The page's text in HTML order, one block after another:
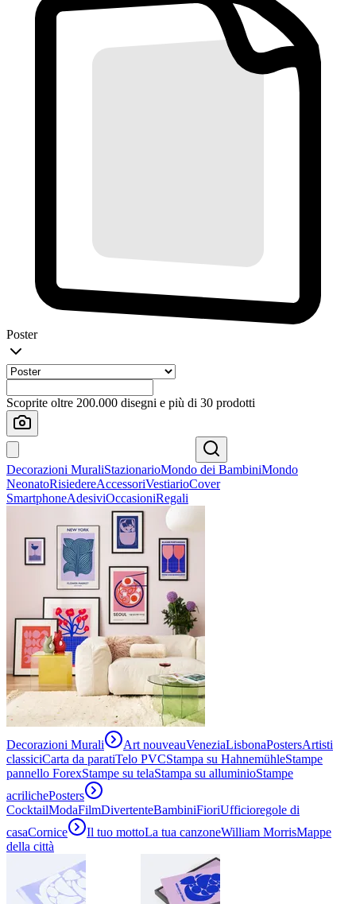
Poster
Scoprite oltre 200.000 disegni e più di 30 prodotti
Decorazioni MuraliStazionarioMondo dei BambiniMondo
NeonatoRisiedereAccessoriVestiarioCover
SmartphoneAdesiviOccasioniRegali
Decorazioni Murali Art nouveauVeneziaLisbonaPostersArtisti
classiciCarta da paratiTelo PVCStampa su HahnemühleStampe
pannello ForexStampe su telaStampa su alluminioStampe
acrilichePosters
CocktailModaFilmDivertenteBambiniFioriUfficioregole di
casaCornice Il tuo mottoLa tua canzoneWilliam MorrisMappe
della città